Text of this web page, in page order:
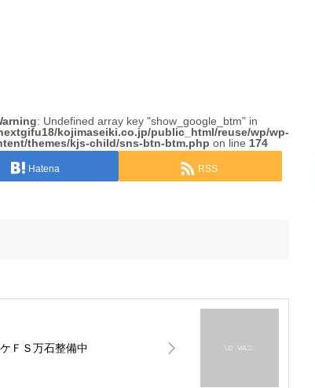
: Undefined array key "show_google_btm" in
kojimaseiki.co.jp/public_html/reuse/wp/wp-
themes/kjs-child/sns-btn-btm.php on line 174
Hatena RSS
ＦＳ万石整備中